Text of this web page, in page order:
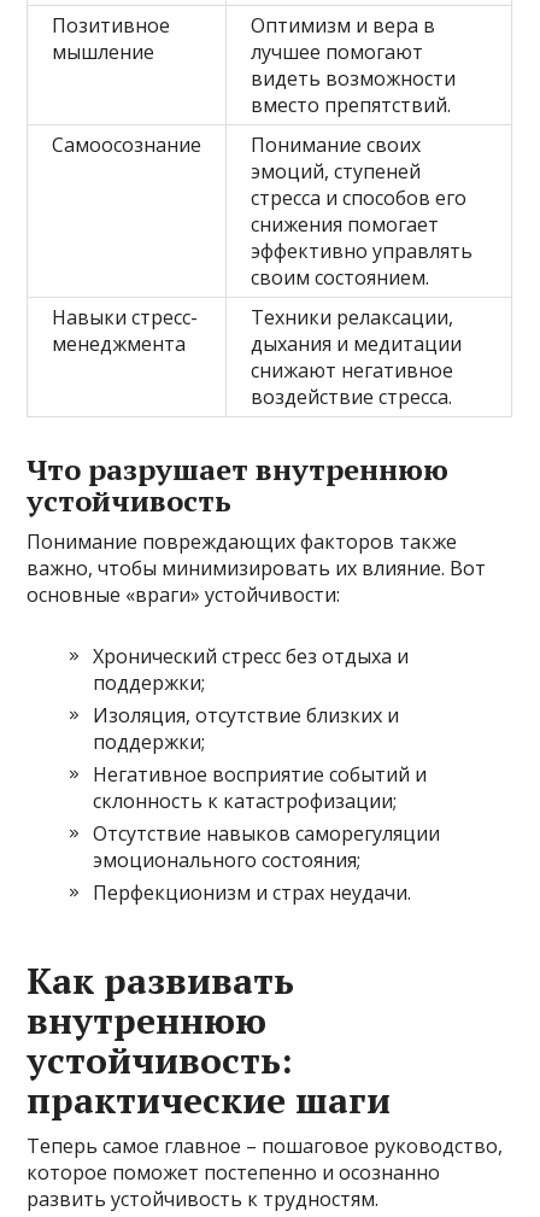
Позитивное
мышление
Оптимизм и вера в
лучшее помогают
видеть возможности
вместо препятствий.
Самоосознание
Понимание своих
эмоций, ступеней
стресса и способов его
снижения помогает
эффективно управлять
своим состоянием.
Навыки стресс-
менеджмента
Техники релаксации,
дыхания и медитации
снижают негативное
воздействие стресса.
Что разрушает внутреннюю
устойчивость
Понимание повреждающих факторов также
важно, чтобы минимизировать их влияние. Вот
основные «враги» устойчивости:
Хронический стресс без отдыха и
поддержки;
Изоляция, отсутствие близких и
поддержки;
Негативное восприятие событий и
склонность к катастрофизации;
Отсутствие навыков саморегуляции
эмоционального состояния;
Перфекционизм и страх неудачи.
Как развивать
внутреннюю
устойчивость:
практические шаги
Теперь самое главное – пошаговое руководство,
которое поможет постепенно и осознанно
развить устойчивость к трудностям.